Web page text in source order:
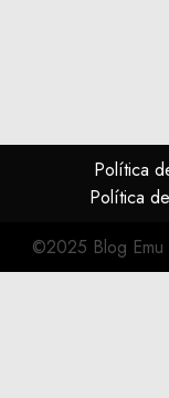
Política
Política
©2025 Blog Emu